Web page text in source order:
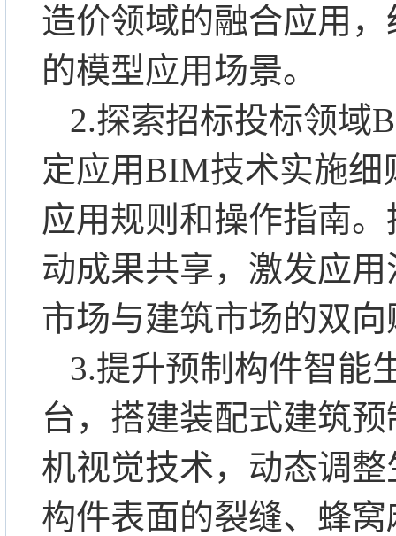
造价领域的融合应用
的模型应用场景。
2.探索招标投标领域
定应用BIM技术实施
应用规则和操作指南
动成果共享，激发应
市场与建筑市场的双向
3.提升预制构件智能
台，搭建装配式建筑
机视觉技术，动态调
构件表面的裂缝、蜂